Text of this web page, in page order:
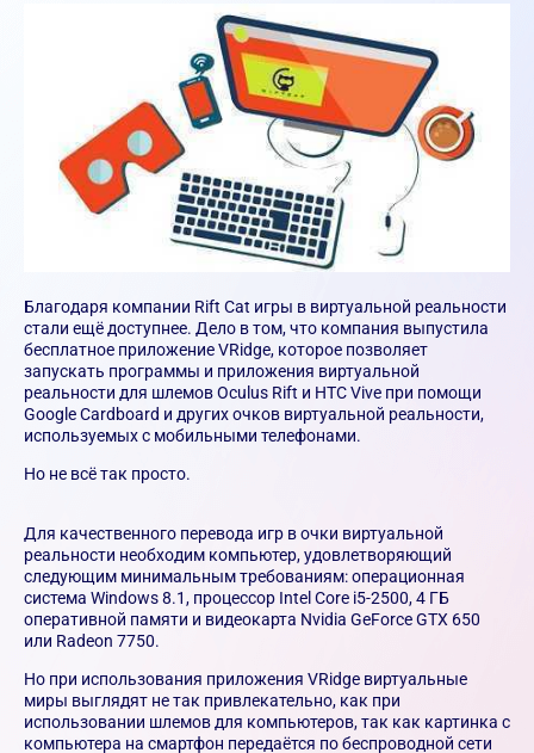
Благодаря компании Rift Cat игры в виртуальной реальности
стали ещё доступнее. Дело в том, что компания выпустила
бесплатное приложение VRidge, которое позволяет
запускать программы и приложения виртуальной
реальности для шлемов Oculus Rift и HTC Vive при помощи
Google Cardboard и других очков виртуальной реальности,
используемых с мобильными телефонами.
Но не всё так просто.
Для качественного перевода игр в очки виртуальной
реальности необходим компьютер, удовлетворяющий
следующим минимальным требованиям: операционная
система Windows 8.1, процессор Intel Core i5-2500, 4 ГБ
оперативной памяти и видеокарта Nvidia GeForce GTX 650
или Radeon 7750.
Но при использования приложения VRidge виртуальные
миры выглядят не так привлекательно, как при
использовании шлемов для компьютеров, так как картинка с
компьютера на смартфон передаётся по беспроводной сети